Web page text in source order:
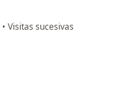
• Visitas sucesivas